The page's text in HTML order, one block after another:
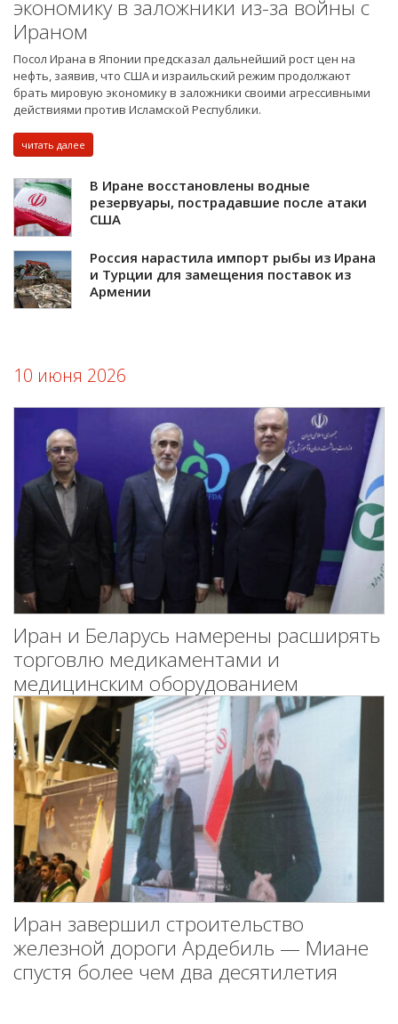
экономику в заложники из-за войны с
Ираном
Посол Ирана в Японии предсказал дальнейший рост цен на
нефть, заявив, что США и израильский режим продолжают
брать мировую экономику в заложники своими агрессивными
действиями против Исламской Республики.
читать далее
В Иране восстановлены водные
резервуары, пострадавшие после атаки
США
Россия нарастила импорт рыбы из Ирана
и Турции для замещения поставок из
Армении
10 июня 2026
Иран и Беларусь намерены расширять
торговлю медикаментами и
медицинским оборудованием
Иран завершил строительство
железной дороги Ардебиль — Миане
спустя более чем два десятилетия